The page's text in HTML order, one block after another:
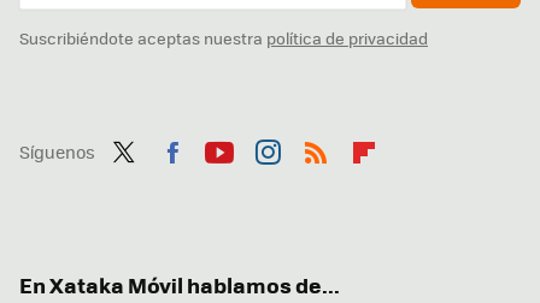
Suscribiéndote aceptas nuestra política de privacidad
Síguenos
En Xataka Móvil hablamos de...